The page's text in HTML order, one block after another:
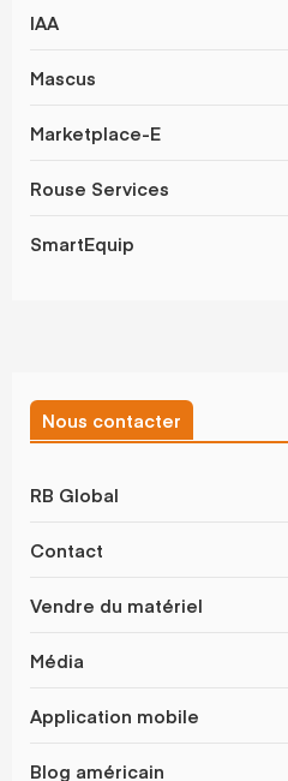
IAA
Mascus
Marketplace-E
Rouse Services
SmartEquip
Nous contacter
RB Global
Contact
Vendre du matériel
Média
Application mobile
Blog américain